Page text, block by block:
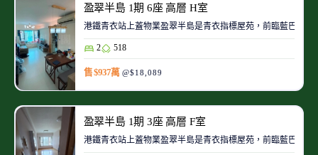
盈翠半島 1期 6座 高層 H室
港鐵青衣站上蓋物業盈翠半島是青衣指標屋苑，前臨藍巴勒
2 518
售 $937萬 @$18,089
盈翠半島 1期 3座 高層 F室
港鐵青衣站上蓋物業盈翠半島是青衣指標屋苑，前臨藍巴勒